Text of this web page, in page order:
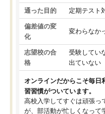
通った目的 定期テスト
偏差値の変
化
変わらなか
志望校の合
格
受験してい
出ていない
オンラインだからこそ毎日
習習慣がついています。
高校入学してすぐは頑張っ
が、部活動が忙しくなって